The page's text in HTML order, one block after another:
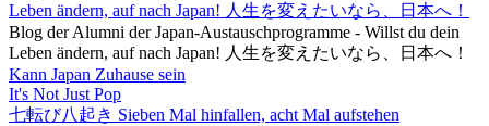
Leben ändern, auf nach Japan! 人生を変えたいなら、日本へ！
Blog der Alumni der Japan-Austauschprogramme - Willst du dein
Leben ändern, auf nach Japan! 人生を変えたいなら、日本へ！
Kann Japan Zuhause sein
It's Not Just Pop
七転び八起き Sieben Mal hinfallen, acht Mal aufstehen